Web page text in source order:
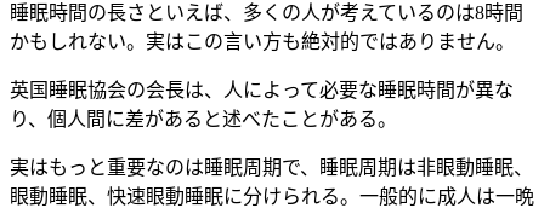
睡眠時間の長さといえば、多くの人が考えているのは8時間
かもしれない。実はこの言い方も絶対的ではありません。
英国睡眠協会の会長は、人によって必要な睡眠時間が異な
り、個人間に差があると述べたことがある。
実はもっと重要なのは睡眠周期で、睡眠周期は非眼動睡眠、
眼動睡眠、快速眼動睡眠に分けられる。一般的に成人は一晩